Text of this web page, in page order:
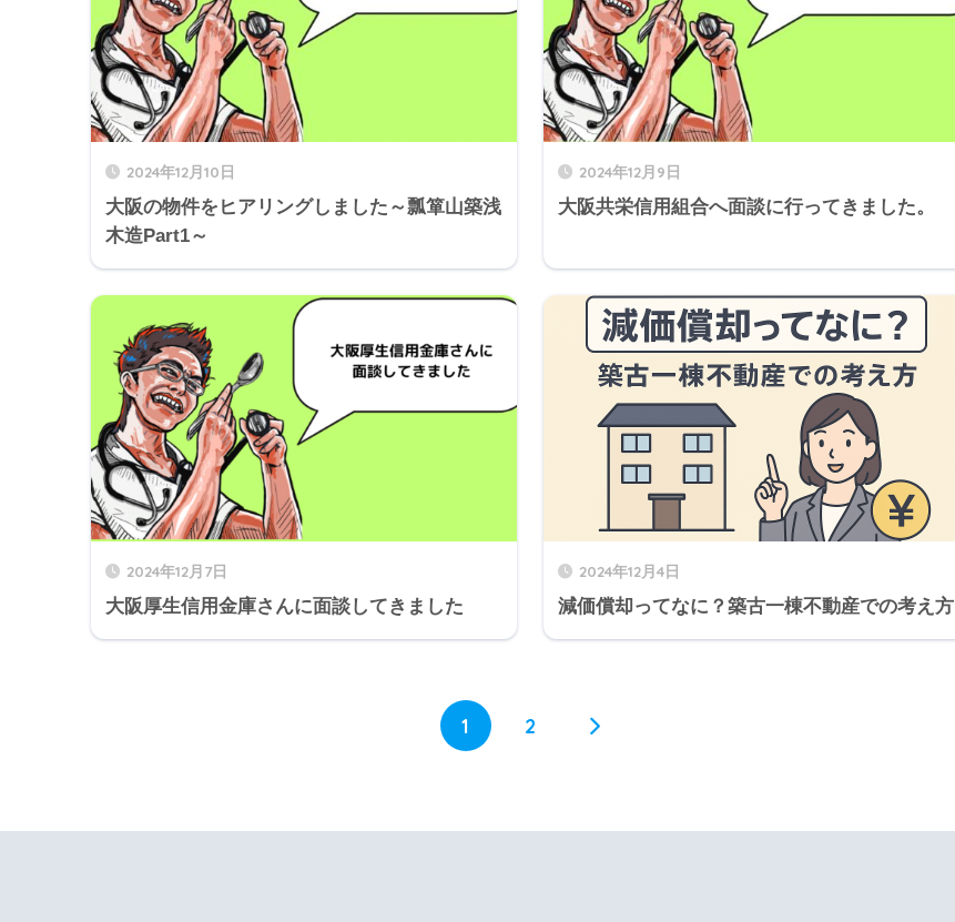
2024年12月10日
大阪の物件をヒアリングしました～瓢箪山築浅
木造Part1～
2024年12月9日
大阪共栄信用組合へ面談に行ってきました。
2024年12月7日
大阪厚生信用金庫さんに面談してきました
2024年12月4日
減価償却ってなに？築古一棟不動産での考え方
1 2